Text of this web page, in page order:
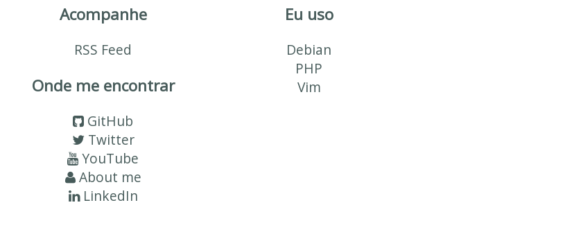
Acompanhe
RSS Feed
Onde me encontrar
GitHub
Twitter
YouTube
About me
LinkedIn
Eu uso
Debian
PHP
Vim